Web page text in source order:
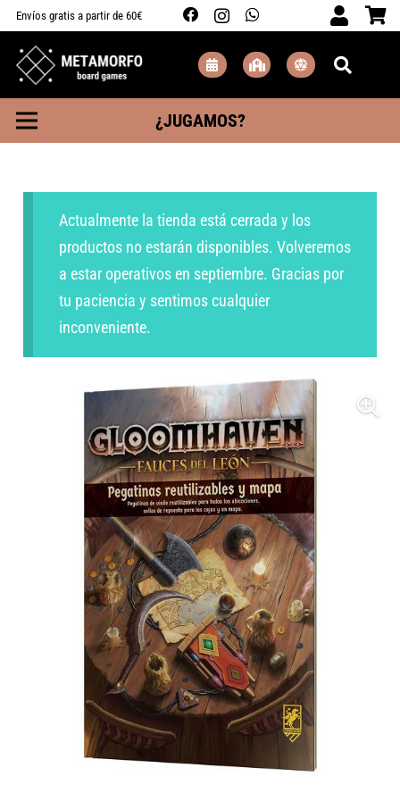
Envíos gratis a partir de 60€
¿JUGAMOS?
Actualmente la tienda está cerrada y los
productos no estarán disponibles. Volveremos
a estar operativos en septiembre. Gracias por
tu paciencia y sentimos cualquier
inconveniente.